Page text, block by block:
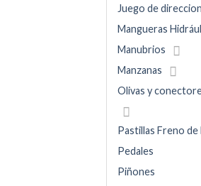
Juego de direccion
Mangueras
Manubrios
Manzanas
Olivas y
Pastillas Freno de
Pedales
Piñones